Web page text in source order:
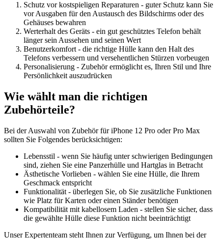
Schutz vor kostspieligen Reparaturen - guter Schutz kann Sie
vor Ausgaben für den Austausch des Bildschirms oder des
Gehäuses bewahren
Werterhalt des Geräts - ein gut geschütztes Telefon behält
länger sein Aussehen und seinen Wert
Benutzerkomfort - die richtige Hülle kann den Halt des
Telefons verbessern und versehentlichen Stürzen vorbeugen
Personalisierung - Zubehör ermöglicht es, Ihren Stil und Ihre
Persönlichkeit auszudrücken
Wie wählt man die richtigen
Zubehörteile?
Bei der Auswahl von Zubehör für iPhone 12 Pro oder Pro Max
sollten Sie Folgendes berücksichtigen:
Lebensstil - wenn Sie häufig unter schwierigen Bedingungen
sind, ziehen Sie eine Panzerhülle und Hartglas in Betracht
Ästhetische Vorlieben - wählen Sie eine Hülle, die Ihrem
Geschmack entspricht
Funktionalität - überlegen Sie, ob Sie zusätzliche Funktionen
wie Platz für Karten oder einen Ständer benötigen
Kompatibilität mit kabellosem Laden - stellen Sie sicher, dass
die gewählte Hülle diese Funktion nicht beeinträchtigt
Unser Expertenteam steht Ihnen zur Verfügung, um Ihnen bei der